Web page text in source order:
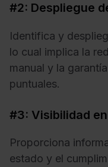
#2: Despliegue
Identifica y
lo cual implica la
manual y la
puntuales.
#3: Visibilidad
Proporciona
estado y el